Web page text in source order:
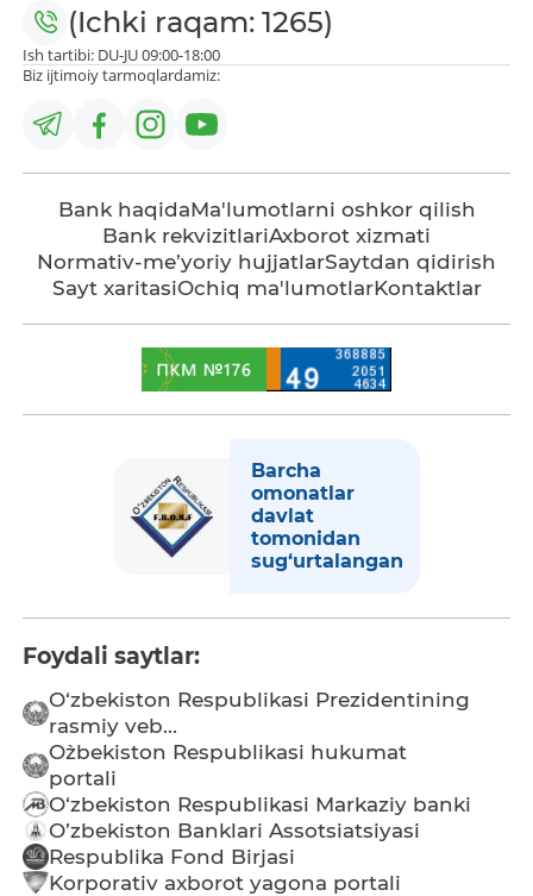
(Ichki raqam: 1265)
Ish tartibi: DU-JU 09:00-18:00
Biz ijtimoiy tarmoqlardamiz:
Bank haqidaMa'lumotlarni oshkor qilish
Bank rekvizitlariAxborot xizmati
Normativ-me’yoriy hujjatlarSaytdan qidirish
Sayt xaritasiOchiq ma'lumotlarKontaktlar
Barcha
omonatlar
davlat
tomonidan
sug‘urtalangan
Foydali saytlar:
O‘zbekiston Respublikasi Prezidentining
rasmiy veb...
O`zbekiston Respublikasi hukumat
portali
O‘zbekiston Respublikasi Markaziy banki
O’zbekiston Banklari Assotsiatsiyasi
Respublika Fond Birjasi
Korporativ axborot yagona portali